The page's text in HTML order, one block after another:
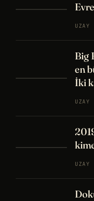
UZAY
Big
en
İki
UZAY
UZAY